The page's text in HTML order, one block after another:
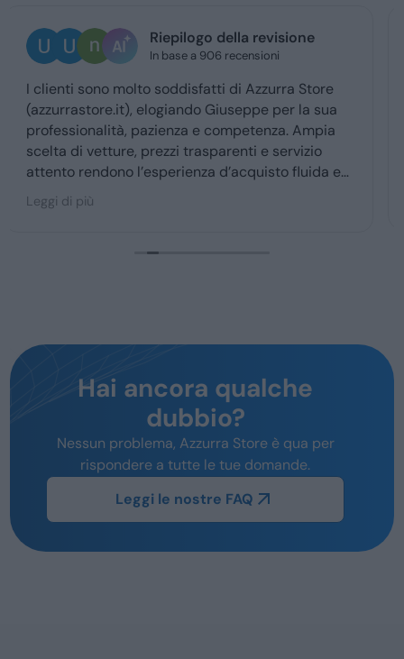
Ugo Brescia
3 giorni fa
Ottima esperienza con la vs concessionaria.
Giuseppe mi ha coccolato dal momenyo del
ritiro a quello della consegna . Grazie davvero
Hai ancora qualche
dubbio?
Nessun problema, Azzurra Store è qua per
rispondere a tutte le tue domande.
Leggi le nostre FAQ